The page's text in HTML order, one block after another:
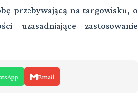
przebywającą na targowisku, o
uzasadniające zastosowanie
Email